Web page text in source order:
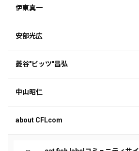
伊東真一
安部光広
菱谷"ビッツ"昌弘
中山昭仁
about CFLcom